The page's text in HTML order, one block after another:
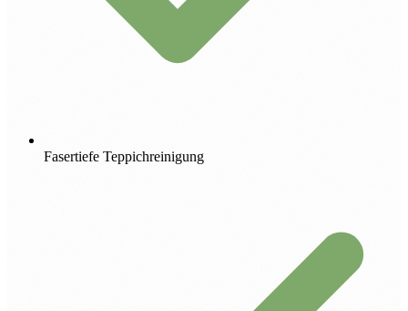
Fasertiefe Teppichreinigung